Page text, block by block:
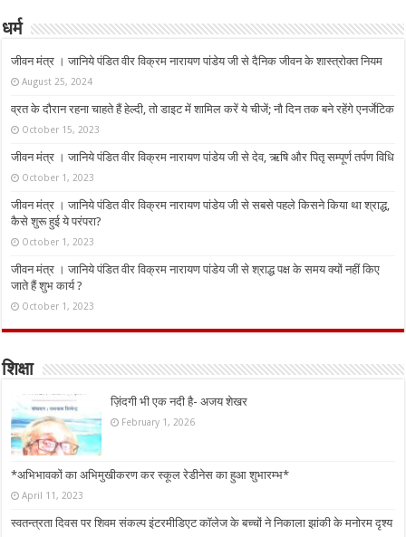
धर्म
जीवन मंत्र । जानिये पंडित वीर विक्रम नारायण पांडेय जी से दैनिक जीवन के शास्त्रोक्त नियम
August 25, 2024
व्रत के दौरान रहना चाहते हैं हेल्दी, तो डाइट में शामिल करें ये चीजें; नौ दिन तक बने रहेंगे एनर्जेटिक
October 15, 2023
जीवन मंत्र । जानिये पंडित वीर विक्रम नारायण पांडेय जी से देव, ऋषि और पितृ सम्पूर्ण तर्पण विधि
October 1, 2023
जीवन मंत्र । जानिये पंडित वीर विक्रम नारायण पांडेय जी से सबसे पहले किसने किया था श्राद्ध,
कैसे शुरू हुई ये परंपरा?
October 1, 2023
जीवन मंत्र । जानिये पंडित वीर विक्रम नारायण पांडेय जी से श्राद्ध पक्ष के समय क्यों नहीं किए
जाते हैं शुभ कार्य ?
October 1, 2023
शिक्षा
ज़िंदगी भी एक नदी है- अजय शेखर
February 1, 2026
*अभिभावकों का अभिमुखीकरण कर स्कूल रेडीनेस का हुआ शुभारम्भ*
April 11, 2023
स्वतन्त्रता दिवस पर शिवम संकल्प इंटरमीडिएट कॉलेज के बच्चों ने निकाला झांकी के मनोरम दृश्य